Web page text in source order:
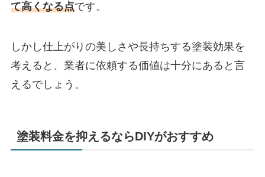
て高くなる点です。
しかし仕上がりの美しさや長持ちする塗装効果を
考えると、業者に依頼する価値は十分にあると言
えるでしょう。
塗装料金を抑えるならDIYがおすすめ